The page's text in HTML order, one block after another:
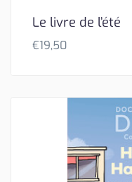
Le livre de l’été
€19,50